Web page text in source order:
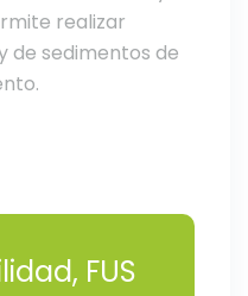
realizar
de sedimentos de
FUS